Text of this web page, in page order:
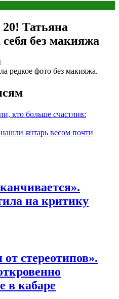
Татьяна
без макияжа
редкое фото без макияжа.
кто больше счастлив:
янтарь весом почти
на критику
стереотипов».
в кабаре